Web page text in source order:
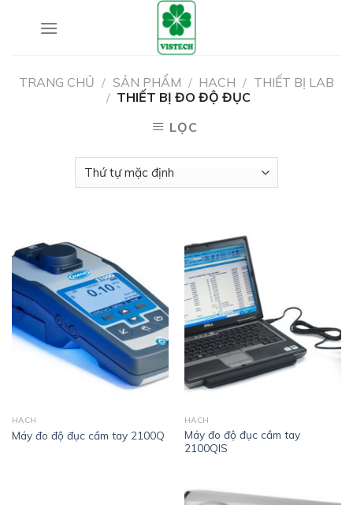
TRANG CHỦ / SẢN PHẨM / HACH / THIẾT BỊ LAB
/ THIẾT BỊ ĐO ĐỘ ĐỤC
LỌC
HACH
Máy đo độ đục cầm tay 2100Q
HACH
Máy đo độ đục cầm tay
2100QIS